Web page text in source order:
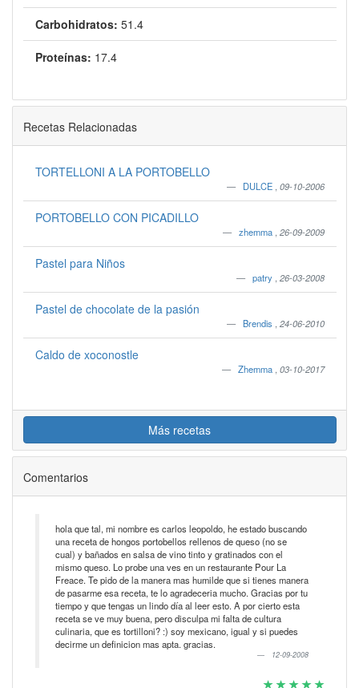
Carbohidratos: 51.4
Proteínas: 17.4
Recetas Relacionadas
TORTELLONI A LA PORTOBELLO
DULCE 09-10-2006
PORTOBELLO CON PICADILLO
zhemma 26-09-2009
Pastel para Niños
patry 26-03-2008
Pastel de chocolate de la pasión
Brendis 24-06-2010
Caldo de xoconostle
Zhemma 03-10-2017
Más recetas
Comentarios
hola que tal, mi nombre es carlos leopoldo, he estado buscando
una receta de hongos portobellos rellenos de queso (no se
cual) y bañados en salsa de vino tinto y gratinados con el
mismo queso. Lo probe una ves en un restaurante Pour La
Freace. Te pido de la manera mas humilde que si tienes manera
de pasarme esa receta, te lo agradeceria mucho. Gracias por tu
tiempo y que tengas un lindo día al leer esto. A por cierto esta
receta se ve muy buena, pero disculpa mi falta de cultura
culinaria, que es tortilloni? :) soy mexicano, igual y si puedes
decirme un definicion mas apta. gracias.
12-09-2008